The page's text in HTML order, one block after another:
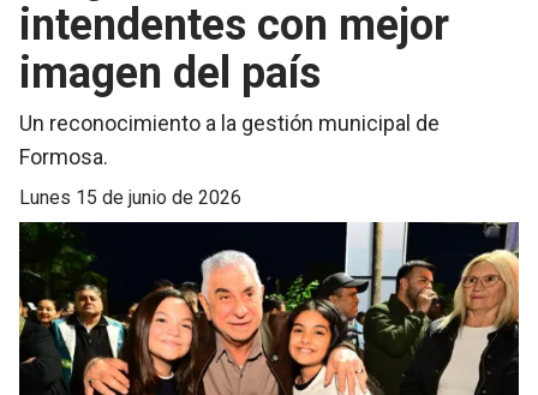
intendentes con mejor
imagen del país
Un reconocimiento a la gestión municipal de
Formosa.
lunes 15 de junio de 2026